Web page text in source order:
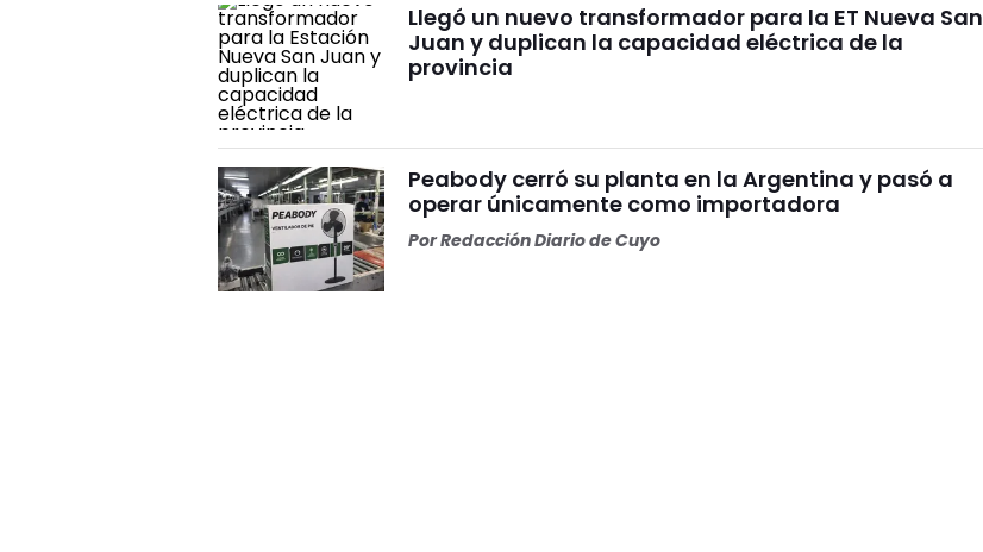
Llegó un nuevo transformador para la ET Nueva San
Juan y duplican la capacidad eléctrica de la
provincia
Peabody cerró su planta en la Argentina y pasó a
operar únicamente como importadora
PorRedacción Diario de Cuyo